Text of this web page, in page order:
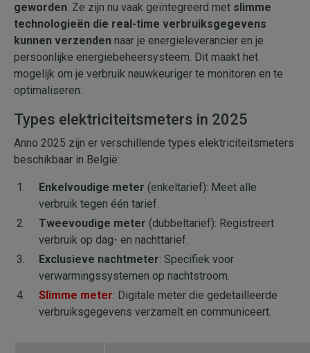
geworden. Ze zijn nu vaak geïntegreerd met slimme
technologieën die real-time verbruiksgegevens
kunnen verzenden naar je energieleverancier en je
persoonlijke energiebeheersysteem. Dit maakt het
mogelijk om je verbruik nauwkeuriger te monitoren en te
optimaliseren.
Types elektriciteitsmeters in 2025
Anno 2025 zijn er verschillende types elektriciteitsmeters
beschikbaar in België:
Enkelvoudige meter (enkeltarief): Meet alle
verbruik tegen één tarief.
Tweevoudige meter (dubbeltarief): Registreert
verbruik op dag- en nachttarief.
Exclusieve nachtmeter: Specifiek voor
verwarmingssystemen op nachtstroom.
Slimme meter: Digitale meter die gedetailleerde
verbruiksgegevens verzamelt en communiceert.